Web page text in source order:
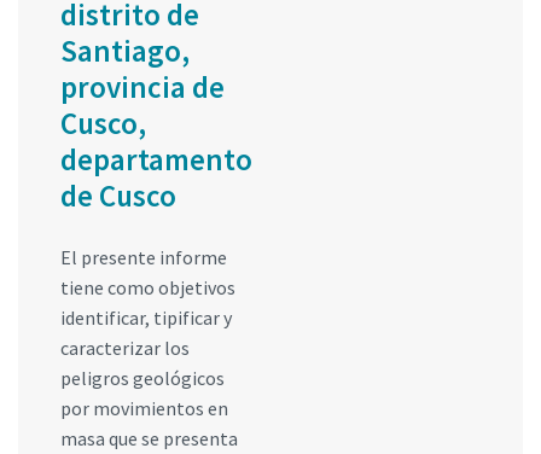
distrito de
Santiago,
provincia de
Cusco,
departamento
de Cusco
El presente informe
tiene como objetivos
identificar, tipificar y
caracterizar los
peligros geológicos
por movimientos en
masa que se presenta